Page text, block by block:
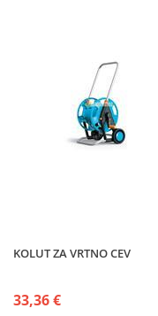
KOLUT ZA VRTNO CEV
33,36 €